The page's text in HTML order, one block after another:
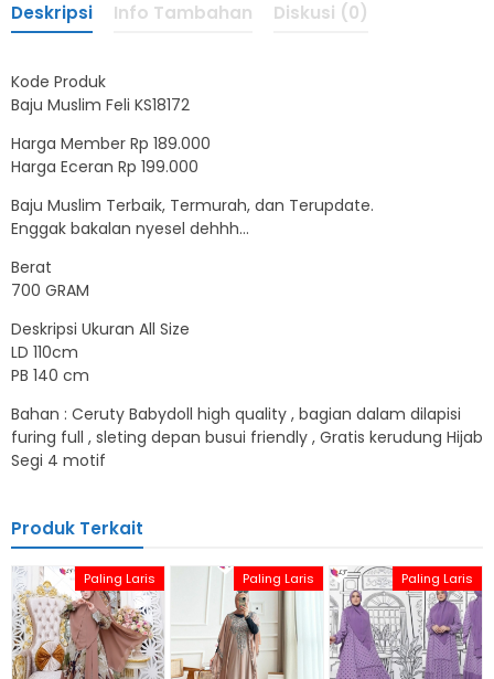
Deskripsi Info Tambahan Diskusi (0)
Kode Produk
Baju Muslim Feli KS18172
Harga Member Rp 189.000
Harga Eceran Rp 199.000
Baju Muslim Terbaik, Termurah, dan Terupdate.
Enggak bakalan nyesel dehhh…
Berat
700 GRAM
Deskripsi Ukuran All Size
LD 110cm
PB 140 cm
Bahan : Ceruty Babydoll high quality , bagian dalam dilapisi
furing full , sleting depan busui friendly , Gratis kerudung Hijab
Segi 4 motif
Produk Terkait
Paling Laris Paling Laris Paling Laris